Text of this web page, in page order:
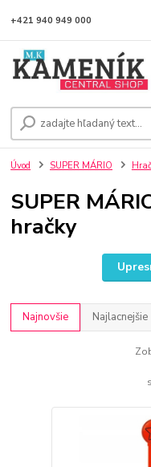
+421 940 949 000
Úvod SUPER MÁRIO
SUPER
hračky
Najnovšie Najlacnejšie